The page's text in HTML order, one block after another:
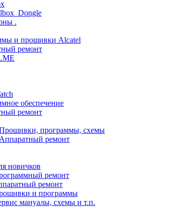
.
и прошивки Alcatel
ремонт
обеспечение
ремонт
программы, схемы
ремонт
новичков
ремонт
ремонт
и программы
мануалы, схемы и т.п.